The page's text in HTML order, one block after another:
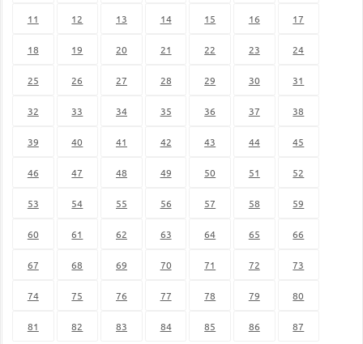
11 12 13 14 15 16 17
18 19 20 21 22 23 24
25 26 27 28 29 30 31
32 33 34 35 36 37 38
39 40 41 42 43 44 45
46 47 48 49 50 51 52
53 54 55 56 57 58 59
60 61 62 63 64 65 66
67 68 69 70 71 72 73
74 75 76 77 78 79 80
81 82 83 84 85 86 87